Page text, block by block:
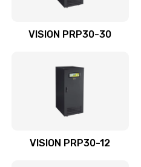
VISION PRP30-30
VISION PRP30-12